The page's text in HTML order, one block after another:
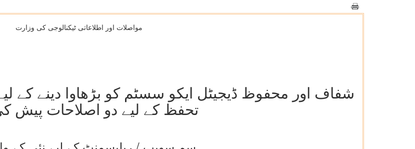
مواصلات اور اطلاعاتی ٹیکنالوجی کی وزارت
شفاف اور محفوظ ڈیجیٹل ایکو سسٹم کو بڑھاوا دینے کے
تحفظ کے لیے دو اصلاحات پیش